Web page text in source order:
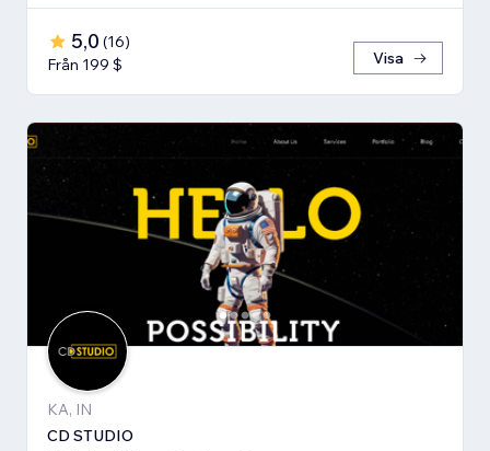
5,0 (16)
Från 199 $
Visa
KA, IN
CD STUDIO